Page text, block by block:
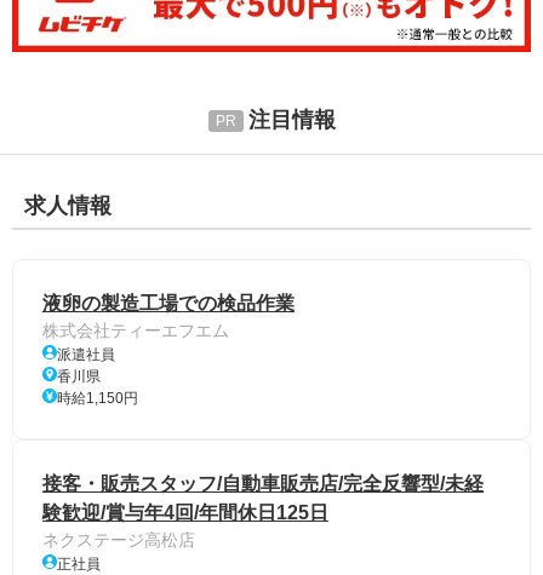
注目情報
求人情報
液卵の製造工場での検品作業
株式会社ティーエフエム
派遣社員
香川県
時給1,150円
接客・販売スタッフ/自動車販売店/完全反響型/未経
験歓迎/賞与年4回/年間休日125日
ネクステージ高松店
正社員